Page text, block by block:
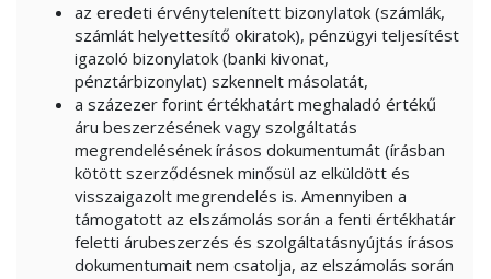
az eredeti érvénytelenített bizonylatok (számlák,
számlát helyettesítő okiratok), pénzügyi teljesítést
igazoló bizonylatok (banki kivonat,
pénztárbizonylat) szkennelt másolatát,
a százezer forint értékhatárt meghaladó értékű
áru beszerzésének vagy szolgáltatás
megrendelésének írásos dokumentumát (írásban
kötött szerződésnek minősül az elküldött és
visszaigazolt megrendelés is. Amennyiben a
támogatott az elszámolás során a fenti értékhatár
feletti árubeszerzés és szolgáltatásnyújtás írásos
dokumentumait nem csatolja, az elszámolás során